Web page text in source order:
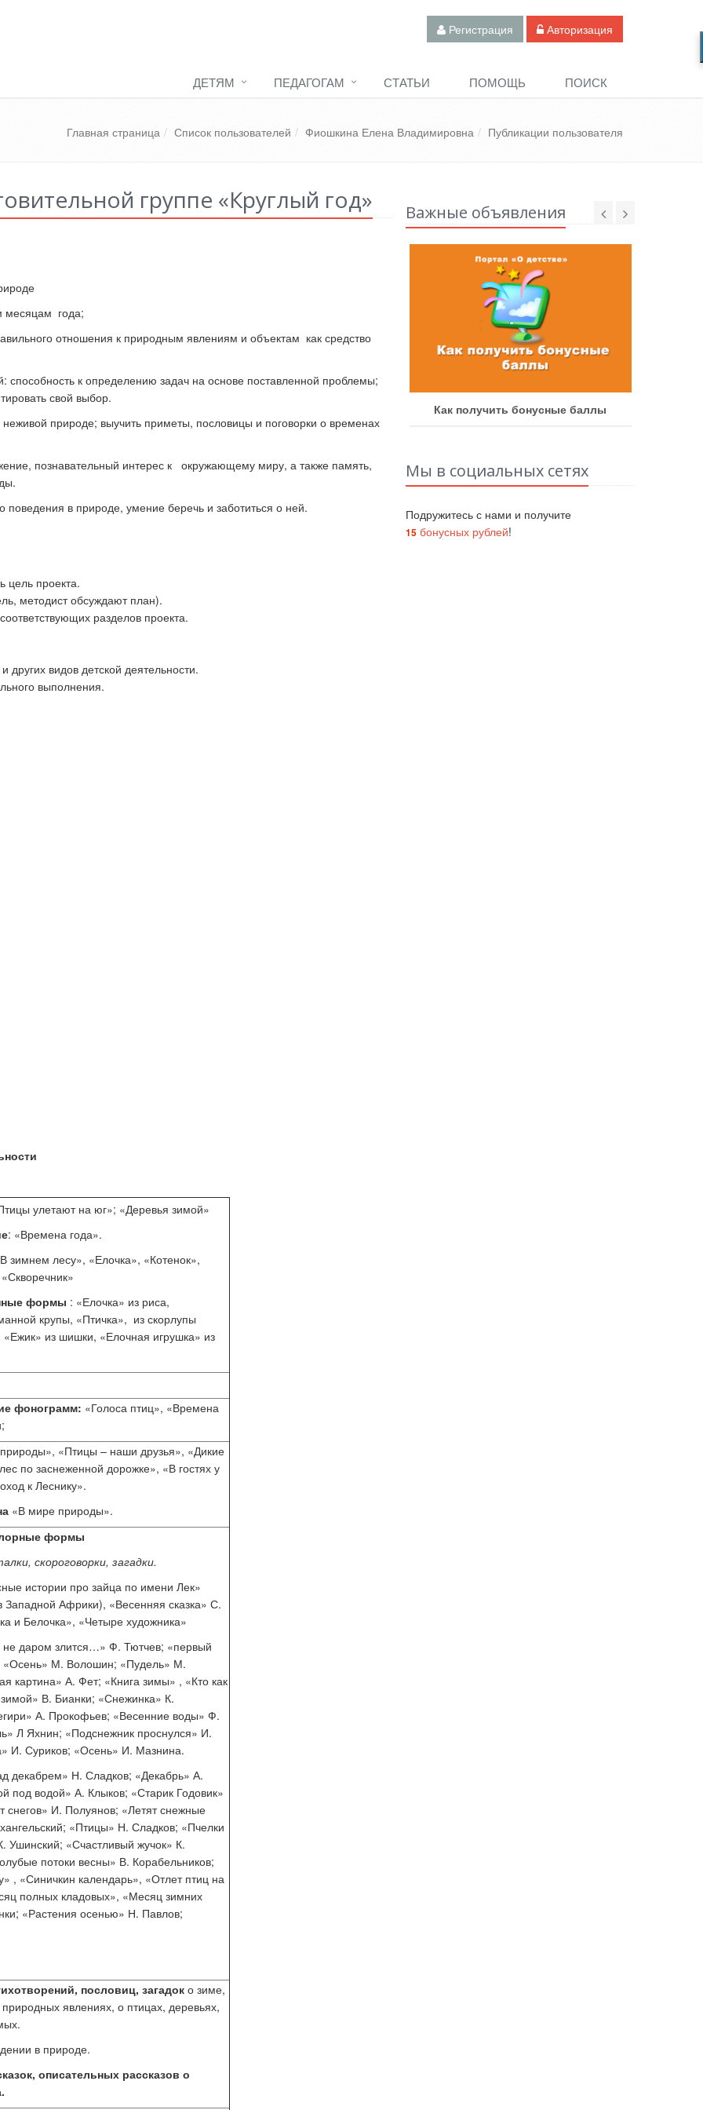
Регистрация Авторизация
ДЕТЯМ
ПЕДАГОГАМ СТАТЬИ ПОМОЩЬ ПОИСК
Главная страница Список пользователей Фиошкина Елена Владимировна Публикации пользователя
группе «Круглый год»
месяцам года;
отношения к природным явлениям и объектам как средство
способность к определению задач на основе поставленной проблемы;
свой выбор.
природе; выучить приметы, пословицы и поговорки о временах
познавательный интерес к окружающему миру, а также память,
поведения в природе, умение беречь и заботиться о ней.
цель проекта.
методист обсуждают план).
разделов проекта.
других видов детской деятельности.
выполнения.
улетают на юг»; «Деревья зимой»
: «Времена года».
зимнем лесу», «Елочка», «Котенок»,
формы : «Елочка» из риса,
крупы, «Птичка», из скорлупы
«Ежик» из шишки, «Елочная игрушка» из
фонограмм: «Голоса птиц», «Времена
«Птицы – наши друзья», «Дикие
по заснеженной дорожке», «В гостях у
к Леснику».
«В мире природы».
формы
скороговорки, загадки.
истории про зайца по имени Лек»
Западной Африки), «Весенняя сказка» С.
и Белочка», «Четыре художника»
даром злится…» Ф. Тютчев; «первый
«Осень» М. Волошин; «Пудель» М.
картина» А. Фет; «Книга зимы» , «Кто как
В. Бианки; «Снежинка» К.
А. Прокофьев; «Весенние воды» Ф.
Л Яхнин; «Подснежник проснулся» И.
И. Суриков; «Осень» И. Мазнина.
декабрем» Н. Сладков; «Декабрь» А.
под водой» А. Клыков; «Старик Годовик»
снегов» И. Полуянов; «Летят снежные
«Птицы» Н. Сладков; «Пчелки
Ушинский; «Счастливый жучок» К.
потоки весны» В. Корабельников;
, «Синичкин календарь», «Отлет птиц на
полных кладовых», «Месяц зимних
«Растения осенью» Н. Павлов;
пословиц, загадоко зиме,
явлениях, о птицах, деревьях,
в природе.
описательных рассказов о
Важные объявления
стать экспертом наших
конкурсов
для публикации
Как получить бонусные баллы
Мы в социальных сетях
Подружитесь с нами и получите
15бонусных рублей!